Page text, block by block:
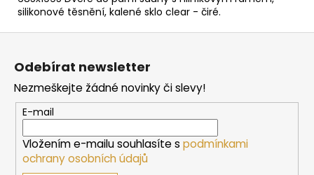
silikonové těsnění, kalené sklo clear - čiré.
e
NA
DŘEVO
HARVIA
M3
SL
16
212
Kč
Z
Odebírat newsletter
Nezmeškejte žádné novinky či slevy!
E-mail
Vložením e-mailu souhlasíte s podmínkami
ochrany osobních údajů